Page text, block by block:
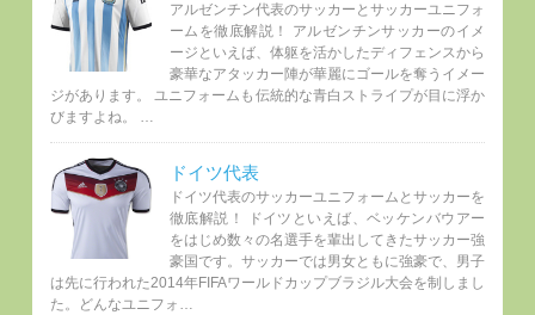
アルゼンチン代表のサッカーとサッカーユニフォ
ームを徹底解説！ アルゼンチンサッカーのイメ
ージといえば、体躯を活かしたディフェンスから
豪華なアタッカー陣が華麗にゴールを奪うイメー
ジがあります。 ユニフォームも伝統的な青白ストライプが目に浮か
びますよね。 …
ドイツ代表
ドイツ代表のサッカーユニフォームとサッカーを
徹底解説！ ドイツといえば、ベッケンバウアー
をはじめ数々の名選手を輩出してきたサッカー強
豪国です。サッカーでは男女ともに強豪で、男子
は先に行われた2014年FIFAワールドカップブラジル大会を制しまし
た。どんなユニフォ…